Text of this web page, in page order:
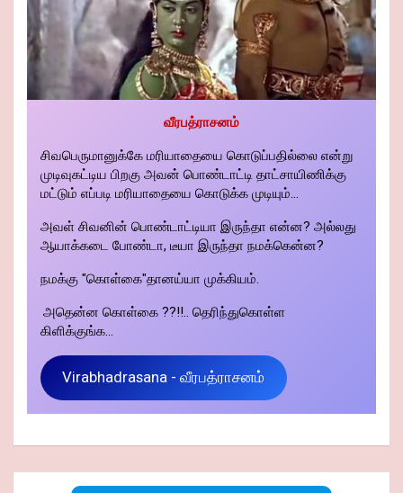
வீரபத்ராசனம்
சிவபெருமானுக்கே மரியாதையை கொடுப்பதில்லை என்று
முடிவுகட்டிய பிறகு அவன் பொண்டாட்டி தாட்சாயிணிக்கு
மட்டும் எப்படி மரியாதையை கொடுக்க முடியும்...
அவள் சிவனின் பொண்டாட்டியா இருந்தா என்ன? அல்லது
ஆயாக்கடை போண்டா, டீயா இருந்தா நமக்கென்ன?
நமக்கு "கொள்கை"தானய்யா முக்கியம்.
அதென்ன கொள்கை ??!!.. தெரிந்துகொள்ள
கிளிக்குங்க...
Virabhadrasana - வீரபத்ராசனம்